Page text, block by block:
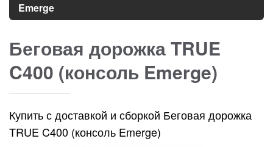
Emerge
Беговая дорожка TRUE
C400 (консоль Emerge)
Купить с доставкой и сборкой Беговая дорожка
TRUE C400 (консоль Emerge)